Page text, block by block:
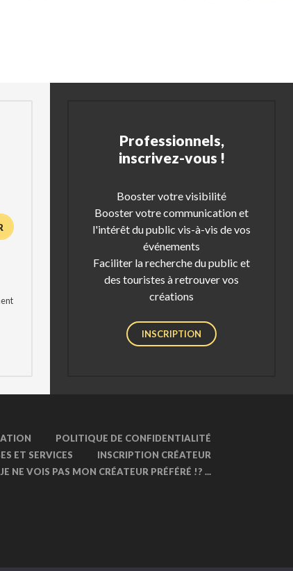
Professionnels,
inscrivez-vous !
Booster votre visibilité
Booster votre communication et
l'intérêt du public vis-à-vis de vos
événements
Faciliter la recherche du public et
des touristes à retrouver vos
créations
INSCRIPTION
POLITIQUE DE CONFIDENTIALITÉ
ET SERVICES
INSCRIPTION CRÉATEUR
NE VOIS PAS MON CRÉATEUR PRÉFÉRÉ !? ...